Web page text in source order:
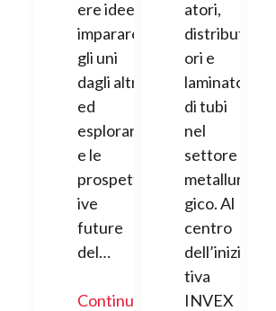
ere idee,
imparare
gli uni
dagli altri
ed
esplorar
e le
prospett
ive
future
del…
Continua
atori,
distribut
ori e
laminatoi
di tubi
nel
settore
metallur
gico. Al
centro
dell’inizia
tiva
INVEX